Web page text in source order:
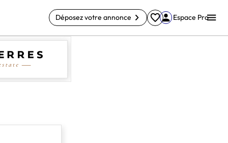
Déposez votre annonce Espace Pro